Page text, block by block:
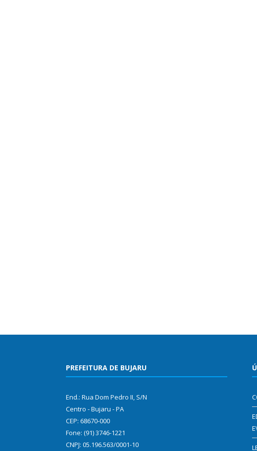
PREFEITURA DE BUJARU
End.: Rua Dom Pedro II, S/N
Centro - Bujaru - PA
CEP: 68670-000
Fone: (91) 3746-1221
CNPJ: 05.196.563/0001-10